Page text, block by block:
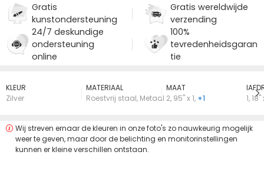
Gratis
kunstondersteuning
Gratis wereldwijde
verzending
24/7 deskundige
ondersteuning
online
100%
tevredenheidsgaran
tie
KLEUR
Zilver
MATERIAAL
Roestvrij staal,Metaal
MAAT
2,95" x 1, +1
1,18"
Wij streven ernaar de kleuren in onze foto's zo nauwkeurig mogelijk
weer te geven, maar door de belichting en monitorinstellingen
kunnen er kleine verschillen ontstaan.